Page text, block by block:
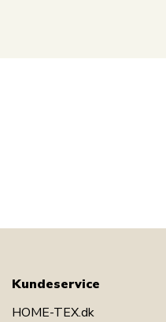
Kundeservice
HOME-TEX.dk